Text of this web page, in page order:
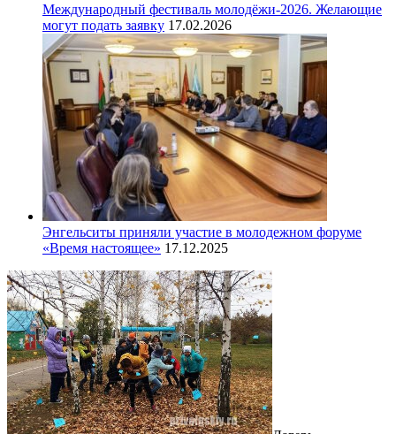
Международный фестиваль молодёжи-2026. Желающие
могут подать заявку 17.02.2026
Энгельситы приняли участие в молодежном форуме
«Время настоящее» 17.12.2025